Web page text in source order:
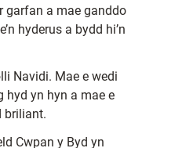
garfan a mae ganddo
hyderus a bydd hi’n
Navidi. Mae e wedi
hyd yn hyn a mae e
briliant.
Cwpan y Byd yn